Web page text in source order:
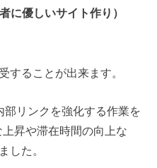
に優しいサイト作り）
することが出来ます。
リンクを強化する作業を
昇や滞在時間の向上な
した。